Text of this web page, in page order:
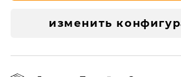
изменить